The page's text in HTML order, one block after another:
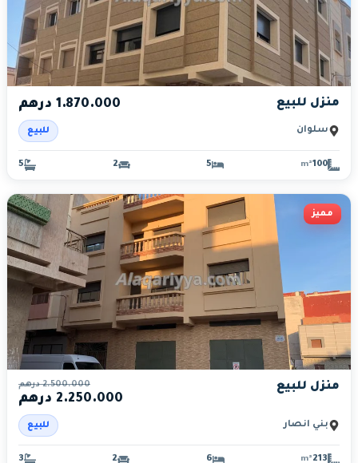
منزل للبيع 1.870.000 درهم
سلوان للبيع
100
m²
5
2
5
مميز
منزل للبيع 2.500.000 درهم
2.250.000 درهم
بني أنصار للبيع
213
m²
6
2
3